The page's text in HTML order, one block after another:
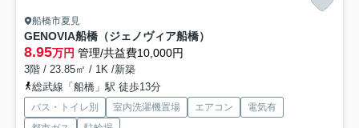
船橋市夏見
GENOVIA船橋（ジェノヴィア船橋）
8.95万円 管理/共益費10,000円
3階 / 23.85㎡ / 1K /新築
総武線「船橋」駅 徒歩13分
バス・トイレ別 室内洗濯機置場 エアコン
電気有